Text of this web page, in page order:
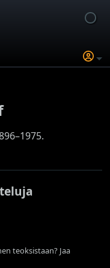
teoksistaan? Jaa